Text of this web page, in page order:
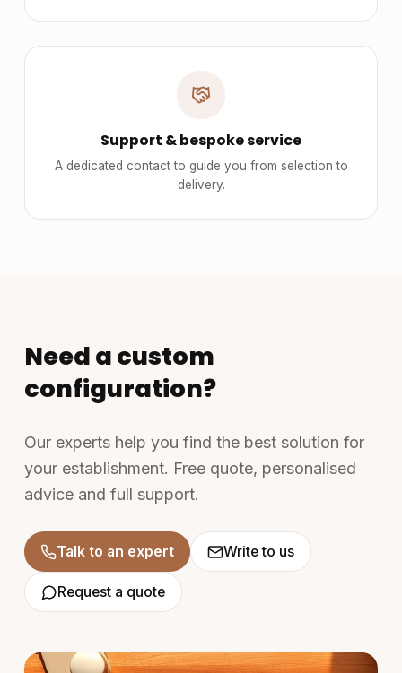
Support & bespoke service
A dedicated contact to guide you from selection to
delivery.
Need a custom
configuration?
Our experts help you find the best solution for
your establishment. Free quote, personalised
advice and full support.
Talk to an expert Write to us
Request a quote